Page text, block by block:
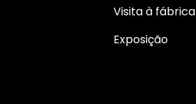
Visita à fábrica
Exposição